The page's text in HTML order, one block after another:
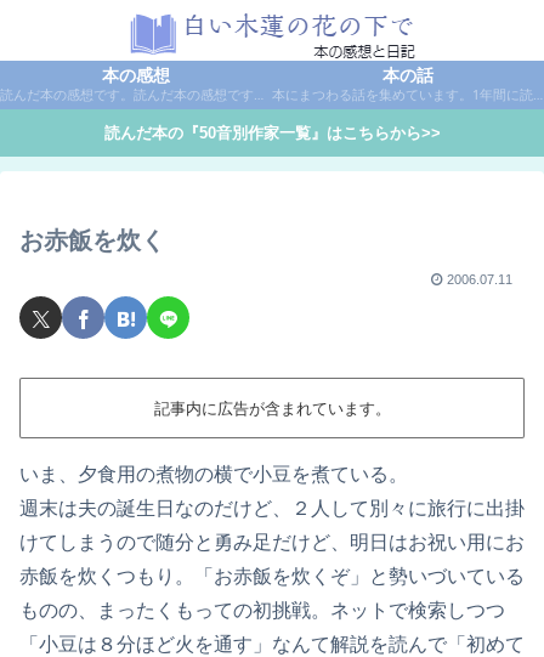
本の感想
読んだ本の感想です。読んだ本の感想です。本は作家名で50音別に分類しています。
本の話
本にまつわる話を集めています。1年間に読んだ本の総括や、本に関する話題など。
読んだ本の『50音別作家一覧』はこちらから>>
お赤飯を炊く
2006.07.11
記事内に広告が含まれています。
いま、夕食用の煮物の横で小豆を煮ている。
週末は夫の誕生日なのだけど、２人して別々に旅行に出掛
けてしまうので随分と勇み足だけど、明日はお祝い用にお
赤飯を炊くつもり。「お赤飯を炊くぞ」と勢いづいている
ものの、まったくもっての初挑戦。ネットで検索しつつ
「小豆は８分ほど火を通す」なんて解説を読んで「初めて